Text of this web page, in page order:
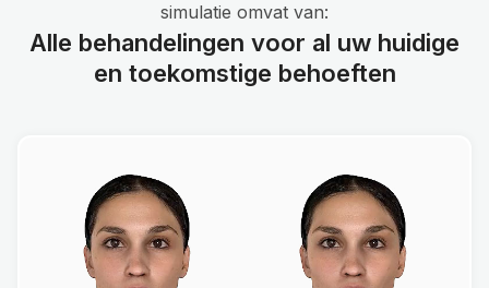
simulatie omvat van:
Alle behandelingen voor al uw huidige
en toekomstige behoeften